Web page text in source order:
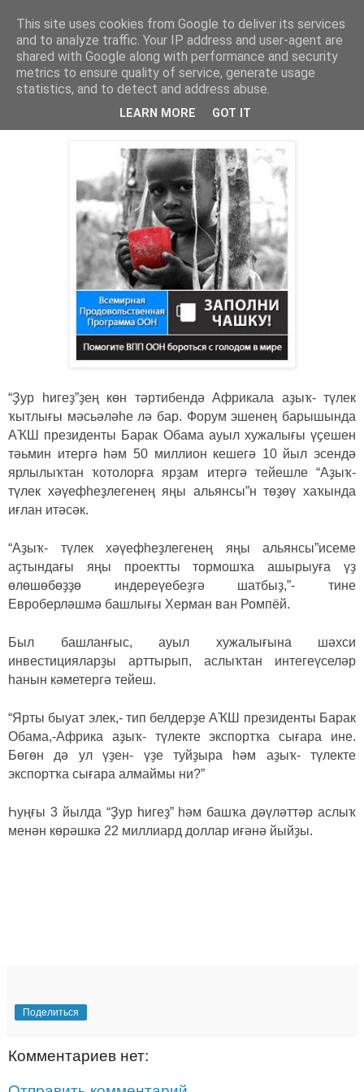
Хәбәрҙәр
суббота, 19 мая 2012 г.
Барыбыҙ ҙа аслыҡ менән көрәшкә!
“Ҙур һигеҙ”ҙең көн тәртибендә Африкала аҙыҡ- түлек
ҡытлығы мәсьәләһе лә бар. Форум эшенең барышында
АҠШ президенты Барак Обама ауыл хужалығы үҫешен
тәьмин итергә һәм 50 миллион кешегә 10 йыл эсендә
ярлылыҡтан ҡотолорға ярҙам итергә тейешле “Аҙыҡ-
түлек хәүефһеҙлегенең яңы альянсы”н төҙөү хаҡында
иғлан итәсәк.
“Аҙыҡ- түлек хәүефһеҙлегенең яңы альянсы”исеме
аҫтындағы яңы проектты тормошҡа ашырыуға үҙ
өлөшөбөҙҙө индереүебеҙгә шатбыҙ,”- тине
Евроберләшмә башлығы Херман ван Ромпёй.
Был башланғыс, ауыл хужалығына шәхси
инвестицияларҙы арттырып, аслыҡтан интегеүселәр
һанын кәметергә тейеш.
“Ярты быуат элек,- тип белдерҙе АҠШ президенты Барак
Обама,-Африка аҙыҡ- түлекте экспортҡа сығара ине.
Бөгөн дә ул үҙен- үҙе туйҙыра һәм аҙыҡ- түлекте
экспортҡа сығара алмаймы ни?”
Һуңғы 3 йылда “Ҙур һигеҙ”һәм башҡа дәүләттәр аслыҡ
менән көрәшкә 22 миллиард доллар иғәнә йыйҙы.
Поделиться
Комментариев нет:
This site uses cookies from Google to deliver its services
and to analyze traffic. Your IP address and user-agent are
shared with Google along with performance and security
metrics to ensure quality of service, generate usage
statistics, and to detect and address abuse.
LEARN MORE GOT IT